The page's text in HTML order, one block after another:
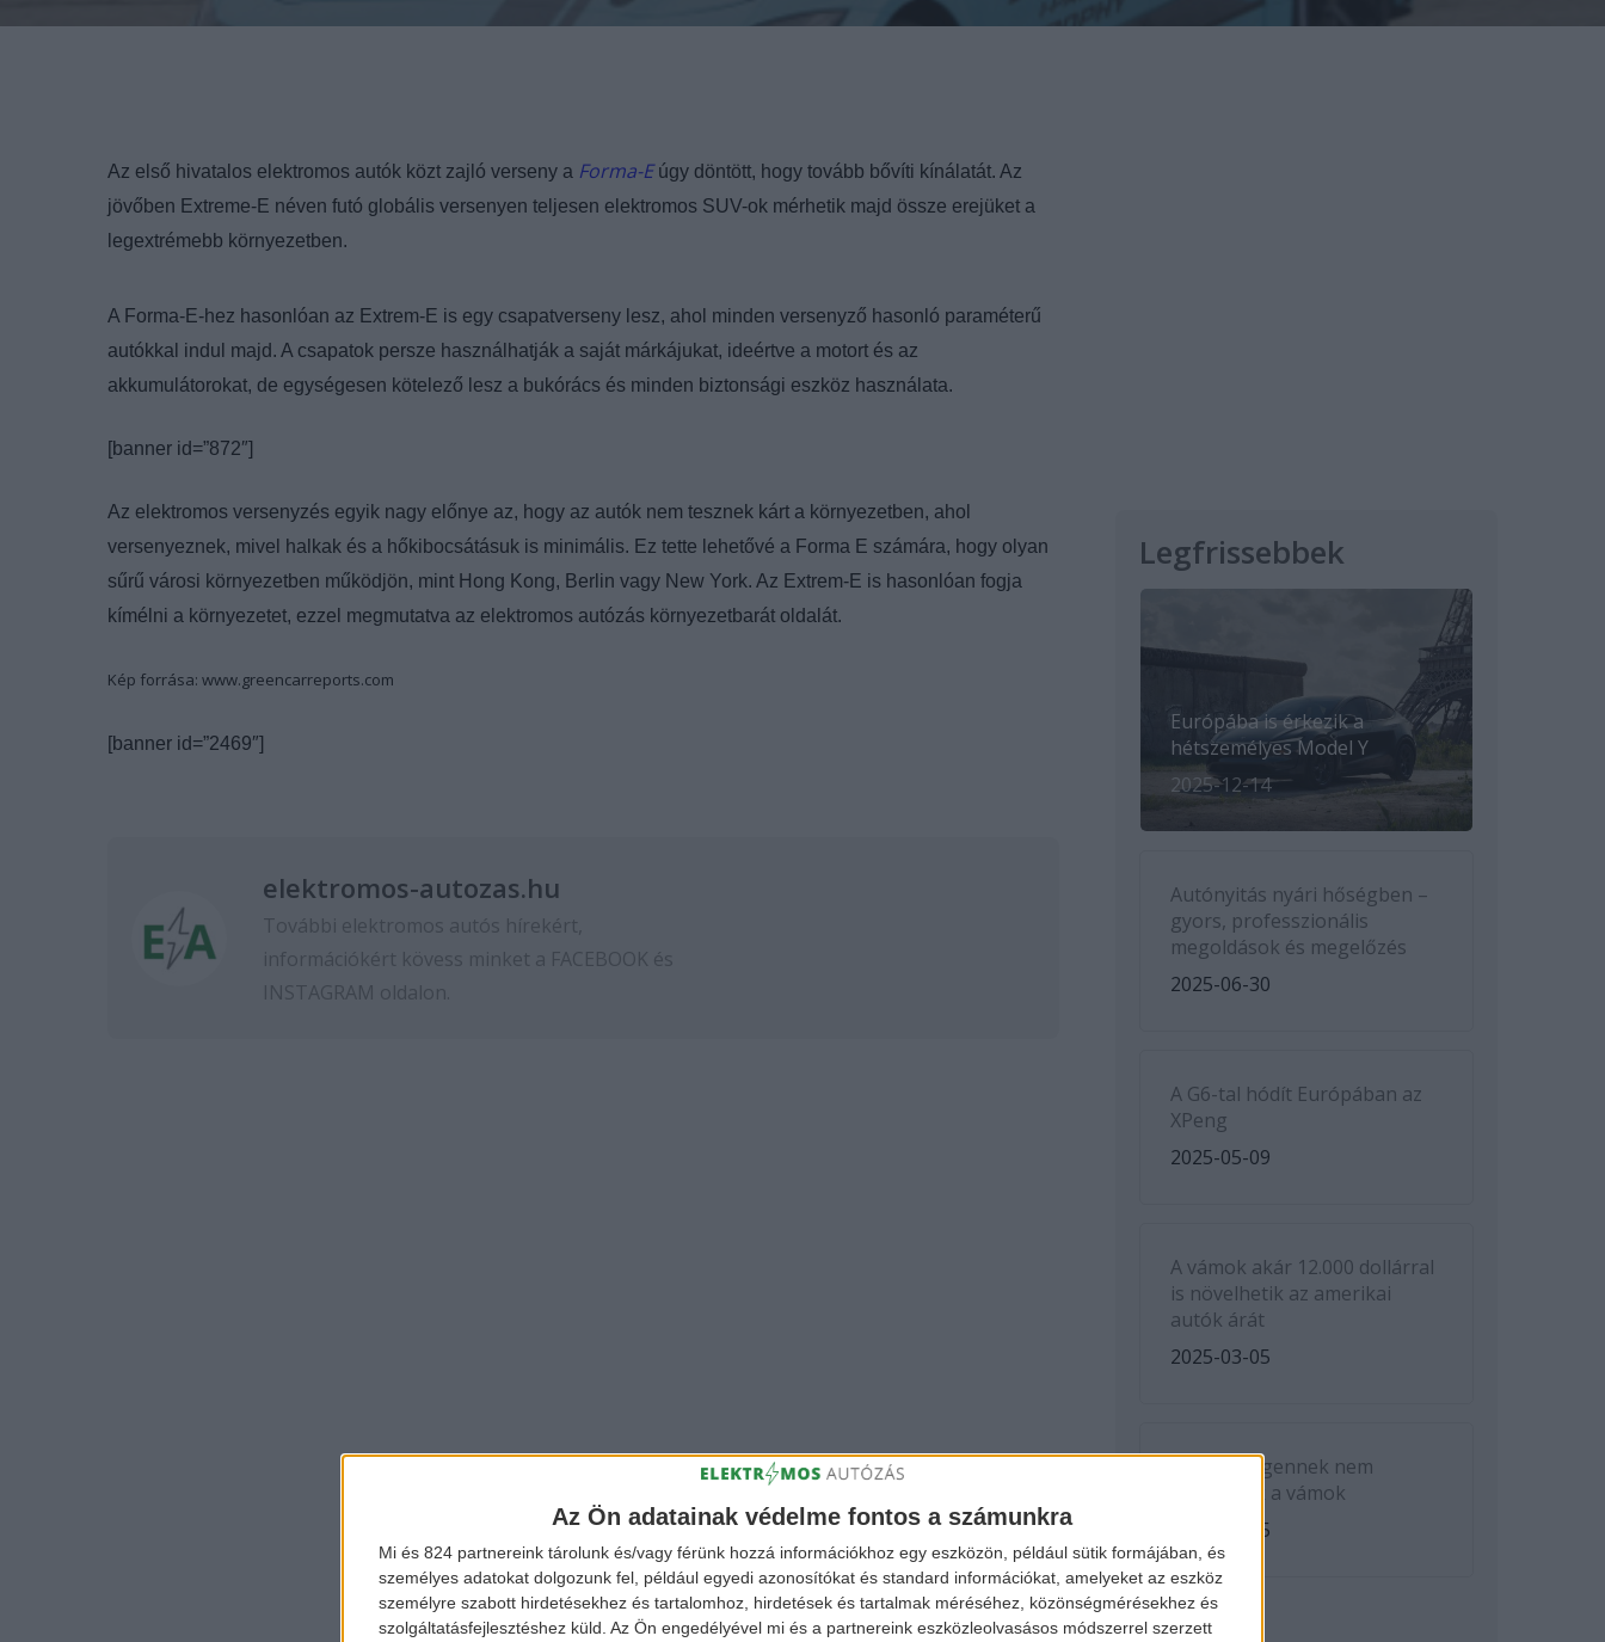
Az Ön adatainak védelme fontos a számunkra
Mi és 824 partnereink tárolunk és/vagy férünk hozzá információkhoz egy eszközön, például sütik formájában, és
személyes adatokat dolgozunk fel, például egyedi azonosítókat és standard információkat, amelyeket az eszköz
személyre szabott hirdetésekhez és tartalomhoz, hirdetések és tartalmak méréséhez, közönségmérésekhez és
szolgáltatásfejlesztéshez küld. Az Ön engedélyével mi és a partnereink eszközleolvasásos módszerrel szerzett
Az első hivatalos elektromos autók közt zajló verseny a Forma-Eúgy döntött, hogy tovább bővíti kínálatát. Az
jövőben Extreme-E néven futó globális versenyen teljesen elektromos SUV-ok mérhetik majd össze erejüket a
legextrémebb környezetben.
A Forma-E-hez hasonlóan az Extrem-E is egy csapatverseny lesz, ahol minden versenyző hasonló paraméterű
autókkal indul majd. A csapatok persze használhatják a saját márkájukat, ideértve a motort és az
akkumulátorokat, de egységesen kötelező lesz a bukórács és minden biztonsági eszköz használata.
[banner id=”872″]
Az elektromos versenyzés egyik nagy előnye az, hogy az autók nem tesznek kárt a környezetben, ahol
versenyeznek, mivel halkak és a hőkibocsátásuk is minimális. Ez tette lehetővé a Forma E számára, hogy olyan
sűrű városi környezetben működjön, mint Hong Kong, Berlin vagy New York. Az Extrem-E is hasonlóan fogja
kímélni a környezetet, ezzel megmutatva az elektromos autózás környezetbarát oldalát.
Kép forrása: www.greencarreports.com
[banner id=”2469″]
elektromos-autozas.hu
További elektromos autós hírekért,
információkért kövess minket a FACEBOOK és
INSTAGRAM oldalon.
Legfrissebbek
Európába is érkezik a
hétszemélyes Model Y
2025-12-14
Autónyitás nyári hőségben –
gyors, professzionális
megoldások és megelőzés
2025-06-30
A G6-tal hódít Európában az
XPeng
2025-05-09
A vámok akár 12.000 dollárral
is növelhetik az amerikai
autók árát
2025-03-05
A Volkswagennek nem
kedveznek a vámok
2025-03-05